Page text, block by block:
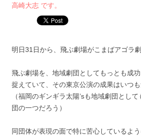
高崎大志 です。
明日31日から、飛ぶ劇場がこまばアゴラ劇
飛ぶ劇場を、地域劇団としてもっとも成
捉えていて、その東京公演の成果はいつも
（福岡のギンギラ太陽’sも地域劇団とし
団の一つだろう）
同団体が表現の面で特に苦心しているよ